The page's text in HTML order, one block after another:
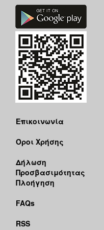
ΑΝΘΕΚΤΙΚΗ
Επικοινωνία
Όροι Χρήσης
Δήλωση
Προσβασιμότητας
Πλοήγηση
FAQs
RSS